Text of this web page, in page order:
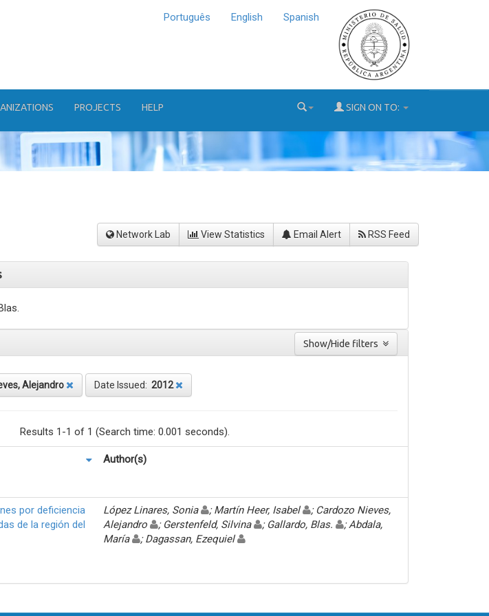
Português English Spanish
PROJECTS HELP SIGN ON TO:
Network Lab View Statistics Email Alert RSS Feed
Alejandro Date Issued: 2012
Results 1-1 of 1 (Search time: 0.001 seconds).
Author(s)
por deficiencia
de la región del
López Linares, Sonia ; Martín Heer, Isabel
; Cardozo Nieves,
Alejandro
; Gerstenfeld, Silvina ; Gallardo, Blas.
; Abdala,
María
; Dagassan, Ezequiel